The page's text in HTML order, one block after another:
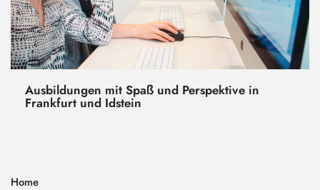
Ausbildungen mit Spaß und Perspektive in
Frankfurt und Idstein
Home